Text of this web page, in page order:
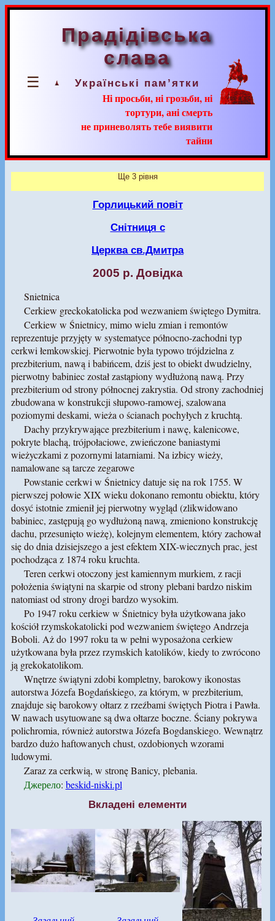
☰
Прадідівська
слава
Українські пам’ятки
Ні просьби, ні грозьби, ні
тортури, ані смерть
не приневолять тебе виявити
тайни
Ще 3 рівня
Горлицький повіт
Снітниця с
Церква св.Дмитра
2005 р. Довідка
Snietnica
Cerkiew greckokatolicka pod wezwaniem świętego Dymitra.
Cerkiew w Śnietnicy, mimo wielu zmian i remontów
reprezentuje przyjęty w systematyce północno-zachodni typ
cerkwi łemkowskiej. Pierwotnie była typowo trójdzielna z
prezbiterium, nawą i babińcem, dziś jest to obiekt dwudzielny,
pierwotny babiniec został zastąpiony wydłużoną nawą. Przy
prezbiterium od strony północnej zakrystia. Od strony zachodniej
zbudowana w konstrukcji słupowo-ramowej, szalowana
poziomymi deskami, wieża o ścianach pochyłych z kruchtą.
Dachy przykrywające prezbiterium i nawę, kalenicowe,
pokryte blachą, trójpołaciowe, zwieńczone baniastymi
wieżyczkami z pozornymi latarniami. Na izbicy wieży,
namalowane są tarcze zegarowe
Powstanie cerkwi w Śnietnicy datuje się na rok 1755. W
pierwszej połowie XIX wieku dokonano remontu obiektu, który
dosyć istotnie zmienił jej pierwotny wygląd (zlikwidowano
babiniec, zastępują go wydłużoną nawą, zmieniono konstrukcję
dachu, przesunięto wieżę), kolejnym elementem, który zachował
się do dnia dzisiejszego a jest efektem XIX-wiecznych prac, jest
pochodząca z 1874 roku kruchta.
Teren cerkwi otoczony jest kamiennym murkiem, z racji
położenia świątyni na skarpie od strony plebani bardzo niskim
natomiast od strony drogi bardzo wysokim.
Po 1947 roku cerkiew w Śnietnicy była użytkowana jako
kościół rzymskokatolicki pod wezwaniem świętego Andrzeja
Boboli. Aż do 1997 roku ta w pełni wyposażona cerkiew
użytkowana była przez rzymskich katolików, kiedy to zwrócono
ją grekokatolikom.
Wnętrze świątyni zdobi kompletny, barokowy ikonostas
autorstwa Józefa Bogdańskiego, za którym, w prezbiterium,
znajduje się barokowy ołtarz z rzeźbami świętych Piotra i Pawła.
W nawach usytuowane są dwa ołtarze boczne. Ściany pokrywa
polichromia, również autorstwa Józefa Bogdanskiego. Wewnątrz
bardzo dużo haftowanych chust, ozdobionych wzorami
ludowymi.
Zaraz za cerkwią, w stronę Banicy, plebania.
Джерело: beskid-niski.pl
Вкладені елементи